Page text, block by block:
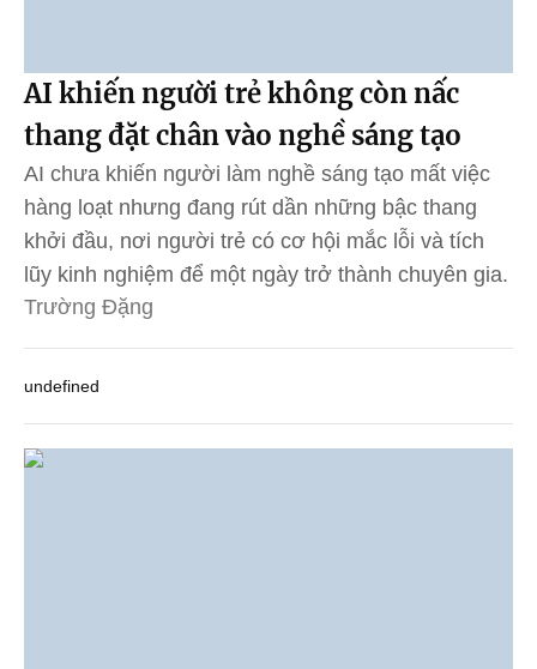
AI khiến người trẻ không còn nấc
thang đặt chân vào nghề sáng tạo
AI chưa khiến người làm nghề sáng tạo mất việc
hàng loạt nhưng đang rút dần những bậc thang
khởi đầu, nơi người trẻ có cơ hội mắc lỗi và tích
lũy kinh nghiệm để một ngày trở thành chuyên gia.
Trường Đặng
undefined